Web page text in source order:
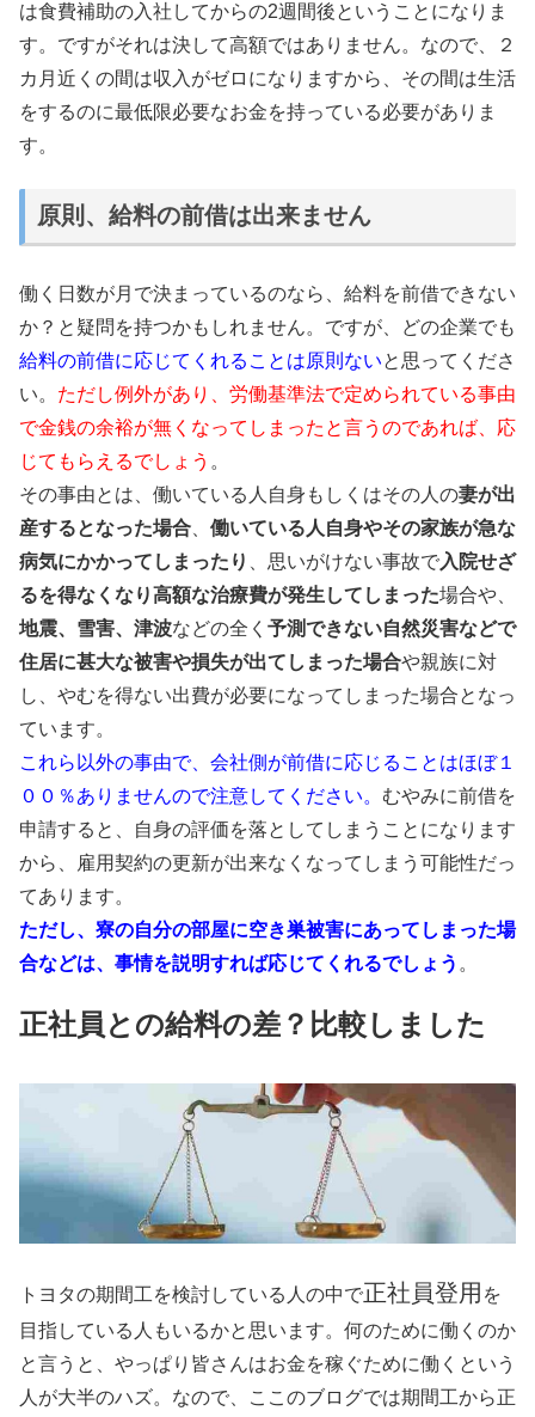
は食費補助の入社してからの2週間後ということになりま
す。ですがそれは決して高額ではありません。なので、２
カ月近くの間は収入がゼロになりますから、その間は生活
をするのに最低限必要なお金を持っている必要がありま
す。
原則、給料の前借は出来ません
働く日数が月で決まっているのなら、給料を前借できない
か？と疑問を持つかもしれません。ですが、どの企業でも
給料の前借に応じてくれることは原則ないと思ってくださ
い。 ただし例外があり、労働基準法で定められている事由
で金銭の余裕が無くなってしまったと言うのであれば、応
じてもらえるでしょう 。
その事由とは、働いている人自身もしくはその人の妻が出
産するとなった場合
働いている人自身やその家族が急な
病気にかかってしまったり
、思いがけない事故で入院せざ
るを得なくなり高額な治療費が発生してしまった場合や、
地震、雪害、津波などの全く 予測できない自然災害などで
住居に甚大な被害や損失が出てしまった場合や親族に対
し、やむを得ない出費が必要になってしまった場合となっ
ています。
これら以外の事由で、会社側が前借に応じることはほぼ１
００％ありませんので注意してください。 むやみに前借を
申請すると、自身の評価を落としてしまうことになります
から、雇用契約の更新が出来なくなってしまう可能性だっ
てあります。
ただし、寮の自分の部屋に空き巣被害にあってしまった場
合などは、事情を説明すれば応じてくれるでしょう 。
正社員との給料の差？比較しました
トヨタの期間工を検討している人の中で正社員登用 を
目指している人もいるかと思います。何のために働くのか
と言うと、やっぱり皆さんはお金を稼ぐために働くという
人が大半のハズ。なので、ここのブログでは期間工から正